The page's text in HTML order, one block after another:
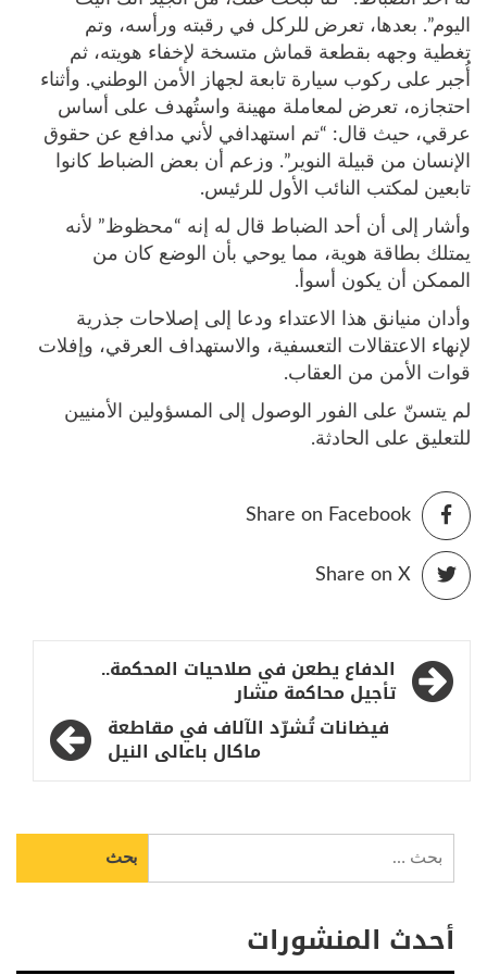
اليوم”. بعدها، تعرض للركل في رقبته ورأسه، وتم
تغطية وجهه بقطعة قماش متسخة لإخفاء هويته، ثم
أُجبر على ركوب سيارة تابعة لجهاز الأمن الوطني. وأثناء
احتجازه، تعرض لمعاملة مهينة واستُهدف على أساس
عرقي، حيث قال: “تم استهدافي لأني مدافع عن حقوق
الإنسان من قبيلة النوير”. وزعم أن بعض الضباط كانوا
تابعين لمكتب النائب الأول للرئيس.
وأشار إلى أن أحد الضباط قال له إنه “محظوظ” لأنه
يمتلك بطاقة هوية، مما يوحي بأن الوضع كان من
الممكن أن يكون أسوأ.
وأدان منيانق هذا الاعتداء ودعا إلى إصلاحات جذرية
لإنهاء الاعتقالات التعسفية، والاستهداف العرقي، وإفلات
قوات الأمن من العقاب.
لم يتسنّ على الفور الوصول إلى المسؤولين الأمنيين
للتعليق على الحادثة.
Share on Facebook
Share on X
تصفّح
المقالات
الدفاع يطعن في صلاحيات المحكمة..
تأجيل محاكمة مشار
فيضانات تُشرّد الآلاف في مقاطعة
ماكال باعالى النيل
عن:
أحدث المنشورات